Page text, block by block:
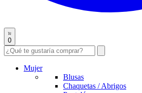
0
Mujer
Blusas
Chaquetas / Abrigos